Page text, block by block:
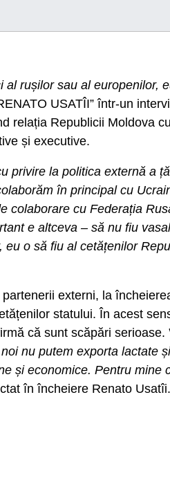
al rușilor sau al europenilor,
USATÎI” într-un
relația Republicii Moldova
și executive.
privire la politica externă a
în principal cu
colaborare cu Federația
e altceva – să nu fiu
o să fiu al cetățenilor
externi, la
statului. În acest
că sunt scăpări serioase.
nu putem exporta lactate
și economice. Pentru mine
în încheiere Renato Usatîi.